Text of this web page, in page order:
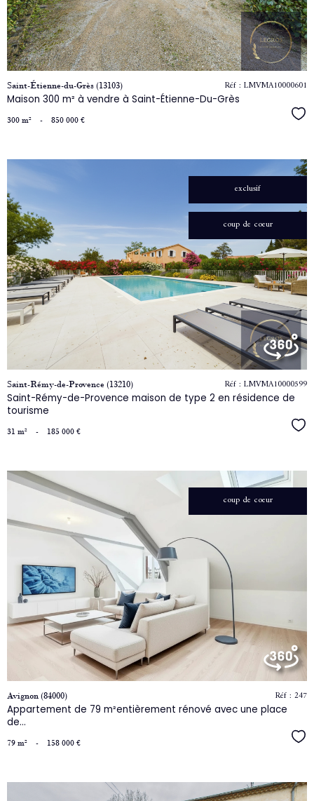
bien
Saint-Étienne-du-Grès (13103)
Maison 300 m² à vendre à Saint-Étienne-Du-Grès
Réf : LMVMA10000601
300 m² - 850 000 €
exclusif
coup de coeur
voir
le
bien
Saint-Rémy-de-Provence (13210)
Saint-Rémy-de-Provence maison de type 2 en résidence de
tourisme
Réf : LMVMA10000599
31 m² - 185 000 €
coup de coeur
voir
le
bien
Avignon (84000)
Appartement de 79 m²entièrement rénové avec une place
de...
Réf : 247
79 m² - 158 000 €